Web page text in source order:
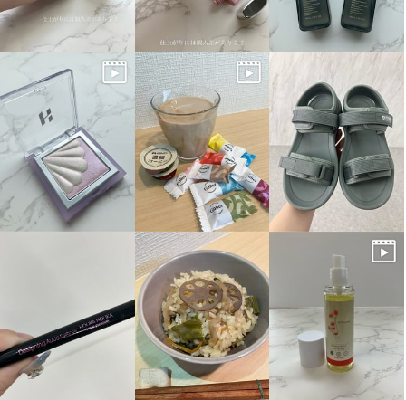
ヒルズアヴェニュー ＜日本製＞
レザー バックルデザイン ウェー
ブソールパンプス
ブラック ２３．５ｃｍ
ヒルズアヴェニュー ＜日本製＞
レザー バックルデザイン ウェー
ブソールパンプス
ベージュ ２３．５ｃｍ
¥0